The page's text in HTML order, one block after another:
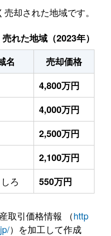
却された地域です。
れた地域（2023年）
名
売却価格
4,800万円
4,000万円
2,500万円
2,100万円
ろ 550万円
取引価格情報 （http
）を加工して作成